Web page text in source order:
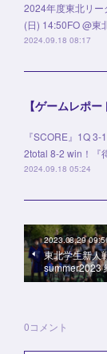
2024年度東北リ
(日) 14:50FO @東
2024.09.18 08:17
【ゲームレポ
『SCORE』1Q
2total 8-2 win！『
2024.09.18 05:24
2023.08.29
東北学生新人
summer2023
0コメント